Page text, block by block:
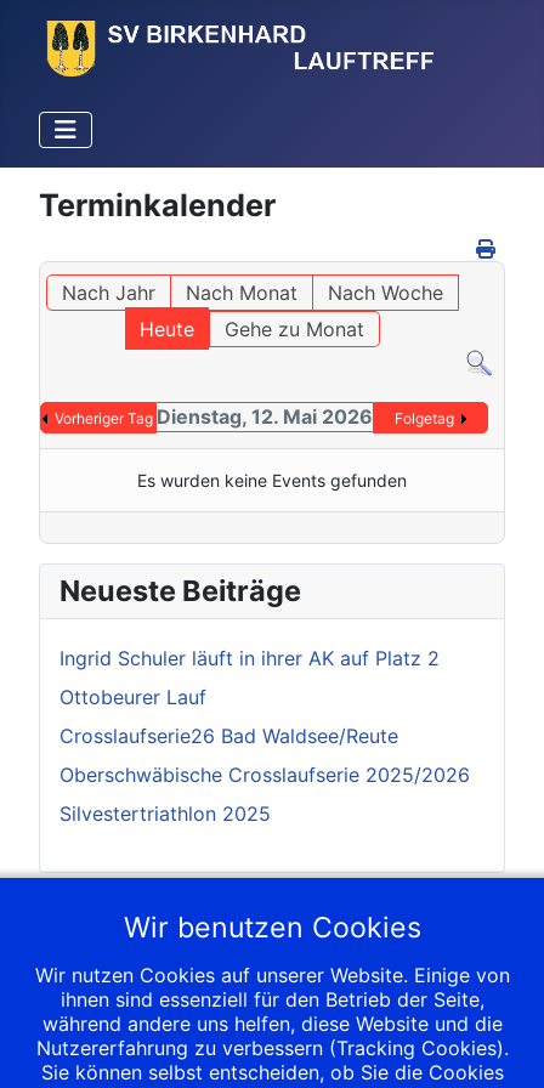
Terminkalender
Nach Jahr Nach Monat
Nach Woche
Heute
Gehe zu Monat
Vorheriger Tag Dienstag, 12. Mai 2026 Folgetag
Es wurden keine Events gefunden
Neueste Beiträge
Ingrid Schuler läuft in ihrer AK auf Platz 2
Ottobeurer Lauf
Crosslaufserie26 Bad Waldsee/Reute
Oberschwäbische Crosslaufserie 2025/2026
Silvestertriathlon 2025
Nächste Termine
12 Sep. 2026;
6. Heilix-Blechle-Lauf
12 Sep. 2026;
7. Heilix Blechle Lauf
Wir benutzen Cookies
Wir nutzen Cookies auf unserer Website. Einige von
ihnen sind essenziell für den Betrieb der Seite,
während andere uns helfen, diese Website und die
Nutzererfahrung zu verbessern (Tracking Cookies).
Sie können selbst entscheiden, ob Sie die Cookies